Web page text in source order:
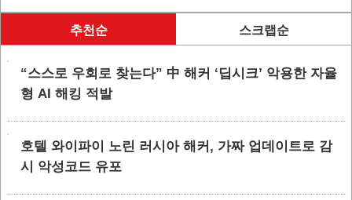
추천순 스크랩순
“스스로 우회로 찾는다” 中 해커 ‘딥시크’ 악용한 자율
형 AI 해킹 적발
호텔 와이파이 노린 러시아 해커, 가짜 업데이트로 감
시 악성코드 유포